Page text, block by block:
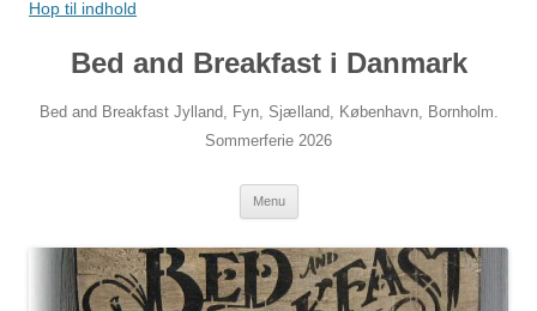
Hop til indhold
Bed and Breakfast i Danmark
Bed and Breakfast Jylland, Fyn, Sjælland, København, Bornholm.
Sommerferie 2026
Menu